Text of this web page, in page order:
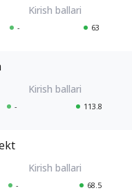
- 63
- 113.8
- 68.5